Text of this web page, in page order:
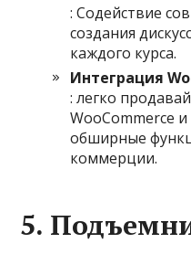
: Содействие
создания
каждого курса.
Интеграция
: легко
WooCommerce
обширные
коммерции.
5.